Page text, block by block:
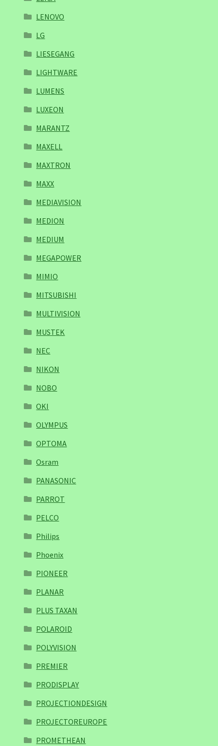
LENOVO
LG
LIESEGANG
LIGHTWARE
LUMENS
LUXEON
MARANTZ
MAXELL
MAXTRON
MAXX
MEDIAVISION
MEDION
MEDIUM
MEGAPOWER
MIMIO
MITSUBISHI
MULTIVISION
MUSTEK
NEC
NIKON
NOBO
OKI
OLYMPUS
OPTOMA
Osram
PANASONIC
PARROT
PELCO
Philips
Phoenix
PIONEER
PLANAR
PLUS TAXAN
POLAROID
POLYVISION
PREMIER
PRODISPLAY
PROJECTIONDESIGN
PROJECTOREUROPE
PROMETHEAN